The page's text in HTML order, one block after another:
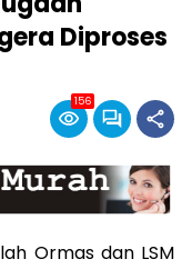
Diproses
156
Ormas dan LSM